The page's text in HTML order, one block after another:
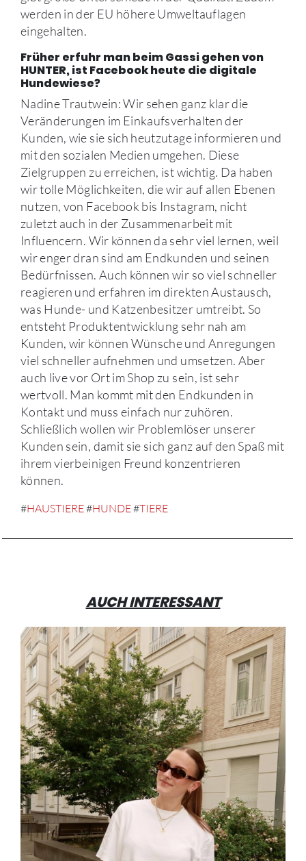
werden in der EU höhere Umweltauflagen
eingehalten.
Früher erfuhr man beim Gassi gehen von
HUNTER, ist Facebook heute die digitale
Hundewiese?
Nadine Trautwein: Wir sehen ganz klar die
Veränderungen im Einkaufsverhalten der
Kunden, wie sie sich heutzutage informieren und
mit den sozialen Medien umgehen. Diese
Zielgruppen zu erreichen, ist wichtig. Da haben
wir tolle Möglichkeiten, die wir auf allen Ebenen
nutzen, von Facebook bis Instagram, nicht
zuletzt auch in der Zusammenarbeit mit
Influencern. Wir können da sehr viel lernen, weil
wir enger dran sind am Endkunden und seinen
Bedürfnissen. Auch können wir so viel schneller
reagieren und erfahren im direkten Austausch,
was Hunde- und Katzenbesitzer umtreibt. So
entsteht Produktentwicklung sehr nah am
Kunden, wir können Wünsche und Anregungen
viel schneller aufnehmen und umsetzen. Aber
auch live vor Ort im Shop zu sein, ist sehr
wertvoll. Man kommt mit den Endkunden in
Kontakt und muss einfach nur zuhören.
Schließlich wollen wir Problemlöser unserer
Kunden sein, damit sie sich ganz auf den Spaß mit
ihrem vierbeinigen Freund konzentrieren
können.
#HAUSTIERE#HUNDE#TIERE
AUCH INTERESSANT